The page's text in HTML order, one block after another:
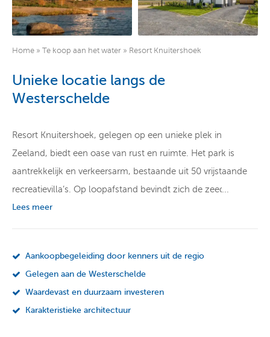
Home » Te koop aan het water » Resort Knuitershoek
Unieke locatie langs de
Westerschelde
Resort Knuitershoek, gelegen op een unieke plek in
Zeeland, biedt een oase van rust en ruimte. Het park is
aantrekkelijk en verkeersarm, bestaande uit 50 vrijstaande
recreatievilla’s. Op loopafstand bevindt zich de zeedijk van
de Westerschelde, terwijl het schelpenstrand een weids
het meest waardevolle bezit dat je hebt.
Resort Knuitershoek bevindt zich nabij steden zoals
Antwerpen, Terneuzen, Goes, Hulst, Middelburg en
Lees meer
Aankoopbegeleiding door kenners uit de regio
Gelegen aan de Westerschelde
Waardevast en duurzaam investeren
Karakteristieke architectuur